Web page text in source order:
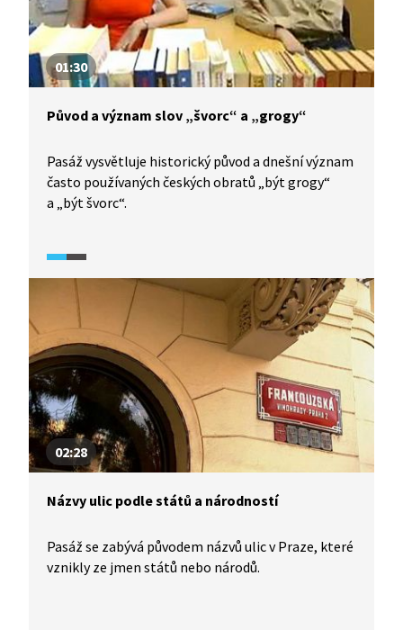
01:30
Původ a význam slov „švorc“ a „grogy“
Pasáž vysvětluje historický původ a dnešní význam
často používaných českých obratů „být grogy“
a „být švorc“.
02:28
Názvy ulic podle států a národností
Pasáž se zabývá původem názvů ulic v Praze, které
vznikly ze jmen států nebo národů.